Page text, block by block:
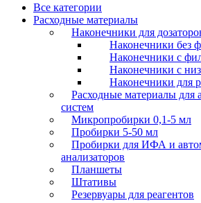
Все категории
Расходные материалы
Наконечники для
Наконечники без
Наконечники с
Наконечники с
Наконечники для
Расходные материалы для
систем
Микропробирки 0,1-5 мл
Пробирки 5-50 мл
Пробирки для ИФА и
анализаторов
Планшеты
Штативы
Резервуары для реагентов